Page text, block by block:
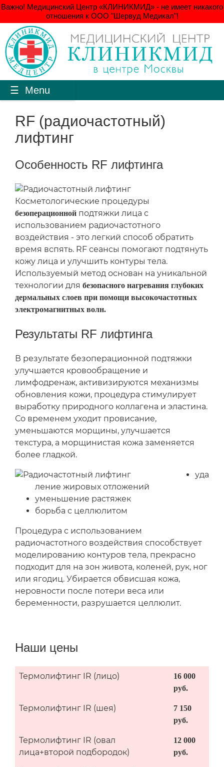
Важно! Медицинский Центр «КЛИНИКМИД» - не имеет никакого
отношения к ООО "Шервуд Медикал"!
Menu
RF (радиочастотный)
лифтинг
Особенность RF лифтинга
Косметологические процедуры
безоперационной подтяжки лица с
использованием радиочастотного
воздействия - это легкий способ обратить
время вспять. RF сеансы помогают подтянуть
кожу лица и улучшить контуры тела.
Используемый метод основан на уникальной
технологии для безопасного нагревания глубоких
дермальных слоев при помощи высокочастотных
электромагнитных волн.
Результаты RF лифтинга
В результате безоперационной подтяжки
улучшается кровообращение и
лимфодренаж, активизируются механизмы
обновления кожи, процедура стимулирует
выработку природного коллагена и эластина.
Со временем уходит провисание,
уменьшаются морщины, улучшается
текстура, а морщинистая кожа заменяется
более гладкой.
уда
ление жировых отложений
уменьшение растяжек
борьба с целлюлитом
Процедура с использованием
радиочастотного воздействия способствует
моделированию контуров тела, прекрасно
подходит для на зон живота, коленей, рук, ног
или ягодиц. Убирается обвисшая кожа,
неровности после потери веса или
беременности, разрушается целлюлит.
Наши цены
Термолифтинг IR (лицо)
16 000
руб.
Термолифтинг IR (шея)
7 150
руб.
Термолифтинг IR (овал
лица+второй подбородок)
12 000
руб.